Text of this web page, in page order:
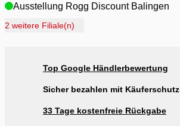
Ausstellung Rogg Discount Balingen
Ausstellung Möbel Rogg Balingen
Ausstellung Möbel Rogg Reutlingen
2 weitere Filiale(n)
Top Google Händlerbewertung
Sicher bezahlen mit Käuferschutz
33 Tage kostenfreie Rückgabe